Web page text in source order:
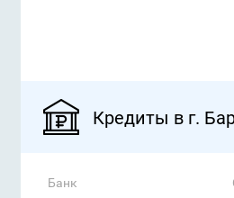
Кредиты в г.
Банк